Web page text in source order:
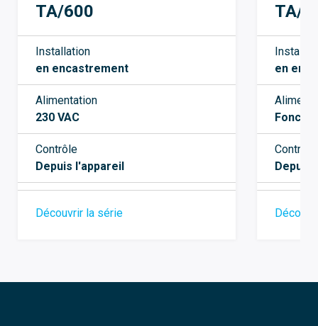
TA/600
Installation
en encastrement
Alimentation
230 VAC
Contrôle
Depuis l'appareil
Découvrir la série
TA/
en
Contrôle
Depuis